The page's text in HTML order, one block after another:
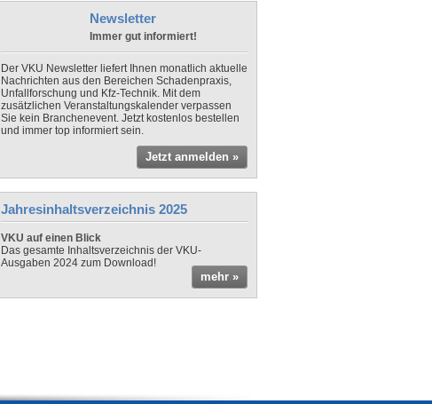
Newsletter
Immer gut informiert!
Der VKU Newsletter liefert Ihnen monatlich aktuelle
Nachrichten aus den Bereichen Schadenpraxis,
Unfallforschung und Kfz-Technik. Mit dem
zusätzlichen Veranstaltungskalender verpassen
Sie kein Branchenevent. Jetzt kostenlos bestellen
und immer top informiert sein.
Jetzt anmelden »
Jahresinhaltsverzeichnis 2025
VKU auf einen Blick
Das gesamte Inhaltsverzeichnis der VKU-
Ausgaben 2024 zum Download!
mehr »